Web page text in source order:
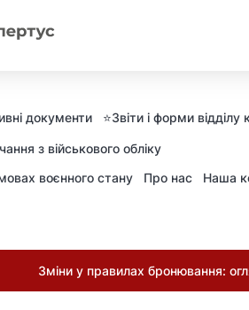
документи ⭐️Звіти і форми відділу
з військового обліку
воєнного стану Про нас Наша
Зміни у правилах бронювання: